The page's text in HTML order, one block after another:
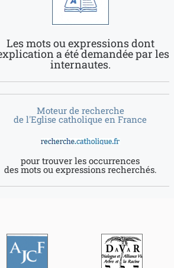
Les mots ou expressions dont
a été demandée par les
internautes.
Moteur de recherche
de l'Eglise catholique en France
pour trouver les occurrences
des mots ou expressions recherchés.